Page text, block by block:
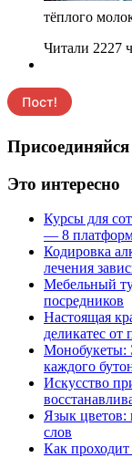
тёплого
Читали 2227
Это интересно
Курсы для
— 8
Кодировка
лечения
Мебельный
посредников
Настоящая
деликатес от
Монобукеты:
каждого
Искусство
Язык цветов:
слов
Как проходит